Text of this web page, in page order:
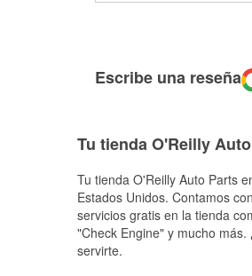
Escribe una reseña
Tu tienda O'Reilly
Tu tienda O'Reilly Auto Parts
Estados Unidos. Contamos
servicios gratis en la tienda
"Check Engine" y mucho
servirte.